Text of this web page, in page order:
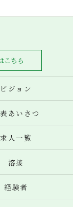
こちら
ビジョン
あいさつ
求人一覧
溶接
経験者